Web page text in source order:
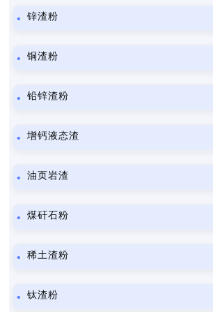
锌渣粉
铜渣粉
铅锌渣粉
增钙液态渣
油页岩渣
煤矸石粉
稀土渣粉
钛渣粉